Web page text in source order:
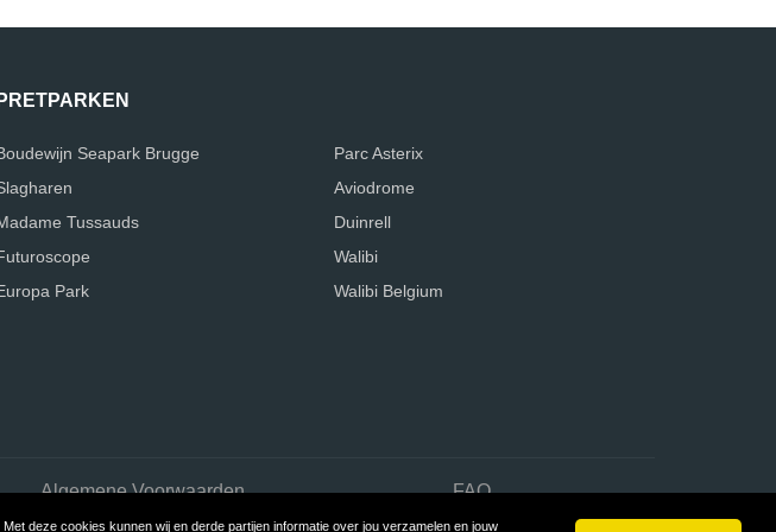
deze cookies kunnen wij en derde partijen informatie over jou verzamelen en jouw
PRETPARKEN
Seapark Brugge
Tussauds
Park
Parc Asterix
Aviodrome
Duinrell
Walibi
Walibi Belgium
Algemene Voorwaarden FAQ